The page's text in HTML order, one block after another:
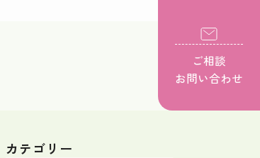
ご相談
お問い合わせ
カテゴリー